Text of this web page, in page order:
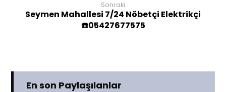
Sonraki
Seymen Mahallesi 7/24 Nöbetçi Elektrikçi
☎️05427677575
En son Paylaşılanlar